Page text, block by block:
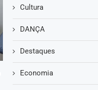
Cultura
DANÇA
Destaques
Economia